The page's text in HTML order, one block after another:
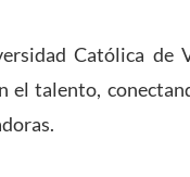
Católica de
el talento,